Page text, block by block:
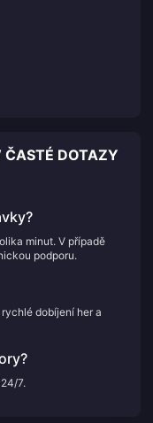
ČASTÉ DOTAZY
minut. V případě
podporu.
dobíjení her a
7.